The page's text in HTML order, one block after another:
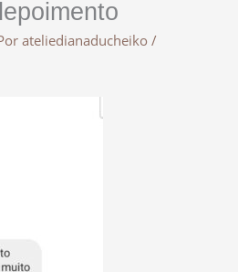
ateliedianaducheiko /